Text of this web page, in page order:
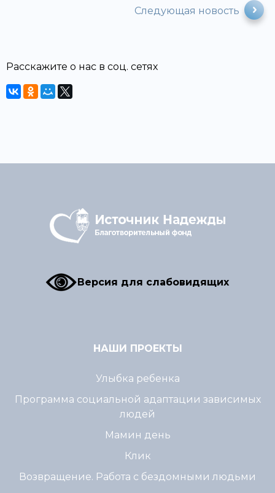
Следующая новость
Расскажите о нас в соц. сетях
Версия для слабовидящих
НАШИ ПРОЕКТЫ
Улыбка ребенка
Программа социальной адаптации зависимых
людей
Мамин день
Клик
Возвращение. Работа с бездомными людьми